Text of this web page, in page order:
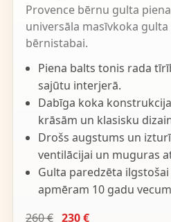
Provence bērnu gulta
universāla masīvkoka
bērnistabai.
Piena balts tonis rada
sajūtu interjerā.
Dabīga koka
krāsām un klasisku
Drošs augstums un
ventilācijai un muguras
Gulta paredzēta
apmēram 10 gadu
260 € 230 €